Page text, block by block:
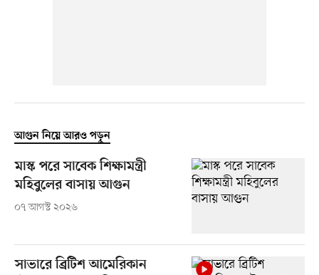
আগুন নিয়ে আরও পড়ুন
মাস্ক পরে সাবেক শিক্ষামন্ত্রী
মহিবুলের বাসায় আগুন
০৭ আগস্ট ২০২৬
সাভারে ব্রিটিশ আমেরিকান